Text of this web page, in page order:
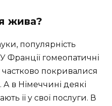
жива?
популярність
У Франції гомеопатичні
покривалися
в Німеччині деякі
її у свої послуги. В